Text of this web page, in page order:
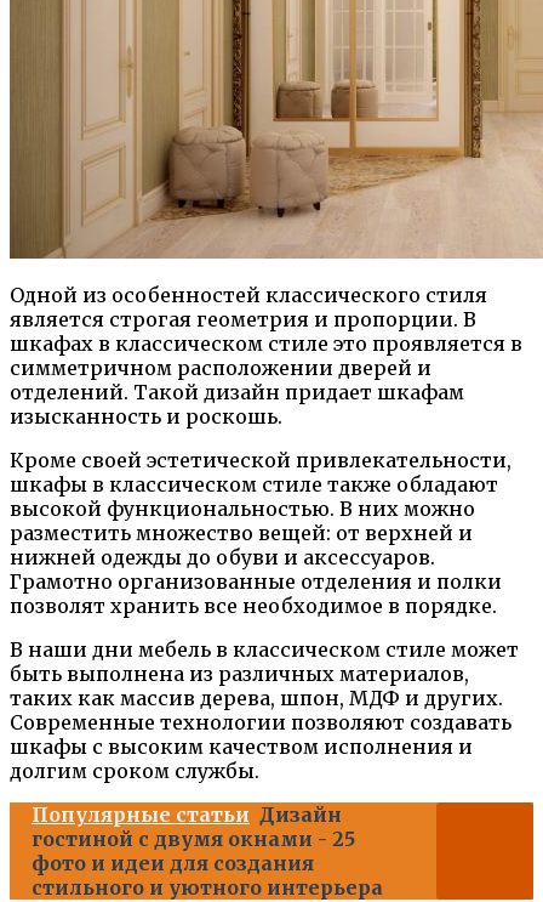
Одной из особенностей классического стиля
является строгая геометрия и пропорции. В
шкафах в классическом стиле это проявляется в
симметричном расположении дверей и
отделений. Такой дизайн придает шкафам
изысканность и роскошь.
Кроме своей эстетической привлекательности,
шкафы в классическом стиле также обладают
высокой функциональностью. В них можно
разместить множество вещей: от верхней и
нижней одежды до обуви и аксессуаров.
Грамотно организованные отделения и полки
позволят хранить все необходимое в порядке.
В наши дни мебель в классическом стиле может
быть выполнена из различных материалов,
таких как массив дерева, шпон, МДФ и других.
Современные технологии позволяют создавать
шкафы с высоким качеством исполнения и
долгим сроком службы.
Популярные статьи Дизайн
гостиной с двумя окнами - 25
фото и идеи для создания
стильного и уютного интерьера